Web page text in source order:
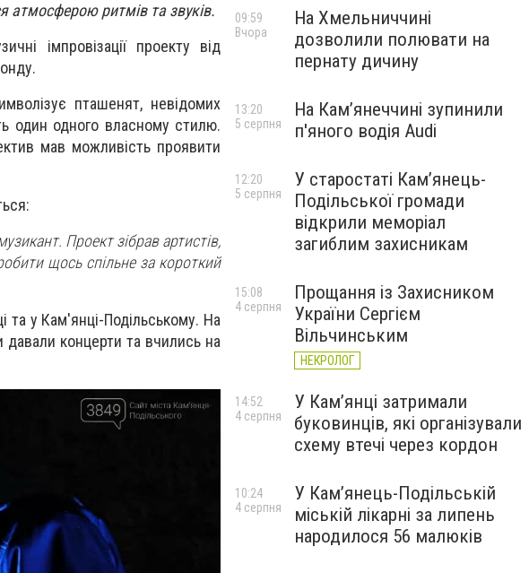
ритмів та звуків.
імпровізації проекту від
пташенят, невідомих
один одного власному стилю.
мав можливість проявити
Проект зібрав артистів,
щось спільне за короткий
та у Кам'янці-Подільському. На
концерти та вчились на
На Хмельниччині
дозволили полювати на
пернату дичину
09:59
Вчора
На Камʼянеччині зупинили
п'яного водія Audi
13:20
5 серпня
У старостаті Кам’янець-
Подільської громади
відкрили меморіал
загиблим захисникам
12:20
5 серпня
Прощання із Захисником
України Сергієм
Вільчинським
НЕКРОЛОГ
15:08
4 серпня
У Кам’янці затримали
буковинців, які організували
схему втечі через кордон
14:52
4 серпня
У Кам’янець-Подільській
міській лікарні за липень
народилося 56 малюків
10:24
4 серпня